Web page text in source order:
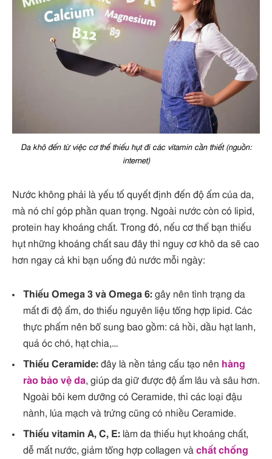
Da khô đến từ việc cơ thể thiếu hụt đi các vitamin cần thiết (nguồn:
internet)
Nước không phải là yếu tố quyết định đến độ ẩm của da,
mà nó chỉ góp phần quan trọng. Ngoài nước còn có lipid,
protein hay khoáng chất. Trong đó, nếu cơ thể bạn thiếu
hụt những khoáng chất sau đây thì nguy cơ khô da sẽ cao
hơn ngay cả khi bạn uống đủ nước mỗi ngày:
Thiếu Omega 3 và Omega 6: gây nên tình trạng da
mất đi độ ẩm, do thiếu nguyên liệu tổng hợp lipid. Các
thực phẩm nên bổ sung bao gồm: cá hồi, dầu hạt lanh,
quả óc chó, hạt chia,…
Thiếu Ceramide: đây là nền tảng cấu tạo nên hàng
rào bảo vệ da, giúp da giữ được độ ẩm lâu và sâu hơn.
Ngoài bôi kem dưỡng có Ceramide, thì các loại đậu
nành, lúa mạch và trứng cũng có nhiều Ceramide.
Thiếu vitamin A, C, E: làm da thiếu hụt khoáng chất,
dễ mất nước, giảm tổng hợp collagen và chất chống